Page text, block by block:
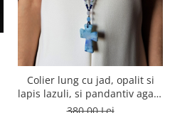
Colier lung cu jad, opalit si
lapis lazuli, si pandantiv agata
albastra
380,00 Lei